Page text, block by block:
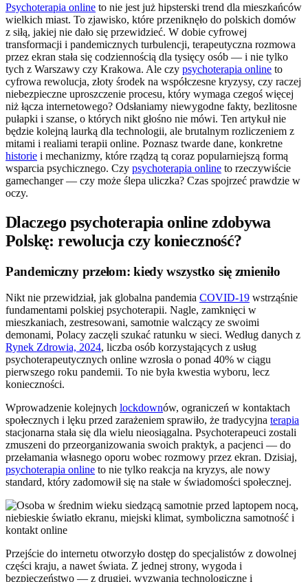
Psychoterapia online to nie jest już hipsterski trend dla mieszkańców
wielkich miast. To zjawisko, które przeniknęło do polskich domów
z siłą, jakiej nie dało się przewidzieć. W dobie cyfrowej
transformacji i pandemicznych turbulencji, terapeutyczna rozmowa
przez ekran stała się codziennością dla tysięcy osób — i nie tylko
tych z Warszawy czy Krakowa. Ale czy psychoterapia online to
cyfrowa rewolucja, złoty środek na współczesne kryzysy, czy raczej
niebezpieczne uproszczenie procesu, który wymaga czegoś więcej
niż łącza internetowego? Odsłaniamy niewygodne fakty, bezlitosne
pułapki i szanse, o których nikt głośno nie mówi. Ten artykuł nie
będzie kolejną laurką dla technologii, ale brutalnym rozliczeniem z
mitami i realiami terapii online. Poznasz twarde dane, konkretne
historie i mechanizmy, które rządzą tą coraz popularniejszą formą
wsparcia psychicznego. Czy psychoterapia online to rzeczywiście
gamechanger — czy może ślepa uliczka? Czas spojrzeć prawdzie w
oczy.
Dlaczego psychoterapia online zdobywa
Polskę: rewolucja czy konieczność?
Pandemiczny przełom: kiedy wszystko się zmieniło
Nikt nie przewidział, jak globalna pandemia COVID-19 wstrząśnie
fundamentami polskiej psychoterapii. Nagle, zamknięci w
mieszkaniach, zestresowani, samotnie walczący ze swoimi
demonami, Polacy zaczęli szukać ratunku w sieci. Według danych z
Rynek Zdrowia, 2024, liczba osób korzystających z usług
psychoterapeutycznych online wzrosła o ponad 40% w ciągu
pierwszego roku pandemii. To nie była kwestia wyboru, lecz
konieczności.
Wprowadzenie kolejnych lockdownów, ograniczeń w kontaktach
społecznych i lęku przed zarażeniem sprawiło, że tradycyjna terapia
stacjonarna stała się dla wielu nieosiągalna. Psychoterapeuci zostali
zmuszeni do przeorganizowania swoich praktyk, a pacjenci — do
przełamania własnego oporu wobec rozmowy przez ekran. Dzisiaj,
psychoterapia online to nie tylko reakcja na kryzys, ale nowy
standard, który zadomowił się na stałe w świadomości społecznej.
Przejście do internetu otworzyło dostęp do specjalistów z dowolnej
części kraju, a nawet świata. Z jednej strony, wygoda i
bezpieczeństwo — z drugiej, wyzwania technologiczne i